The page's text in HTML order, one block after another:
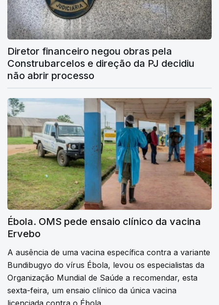
Diretor financeiro negou obras pela
Construbarcelos e direção da PJ decidiu
não abrir processo
Ébola. OMS pede ensaio clínico da vacina
Ervebo
A ausência de uma vacina específica contra a variante
Bundibugyo do vírus Ébola, levou os especialistas da
Organização Mundial de Saúde a recomendar, esta
sexta-feira, um ensaio clínico da única vacina
licenciada contra o Ébola.